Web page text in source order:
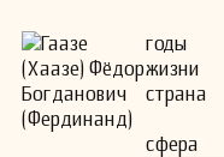
годы
жизни
страна
сфера